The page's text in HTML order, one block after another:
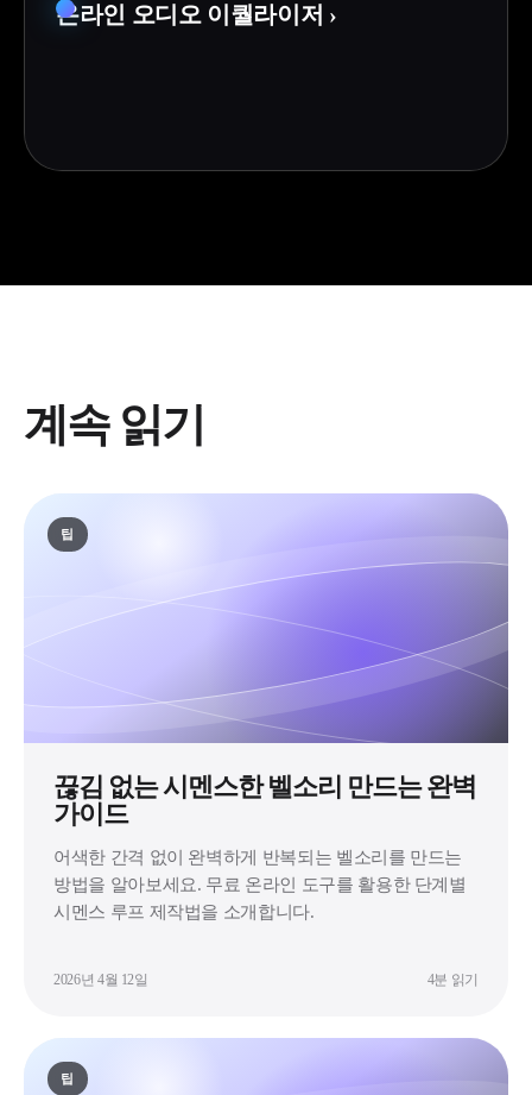
온라인 오디오 이퀄라이저 ›
계속 읽기
팁
끊김 없는 시멘스한 벨소리 만드는 완벽
가이드
어색한 간격 없이 완벽하게 반복되는 벨소리를 만드는
방법을 알아보세요. 무료 온라인 도구를 활용한 단계별
시멘스 루프 제작법을 소개합니다.
2026년 4월 12일 4분 읽기
팁